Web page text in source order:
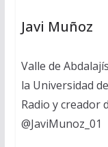
Javi Muñoz
Valle de
la Universidad
Radio y creador
@JaviMunoz_01